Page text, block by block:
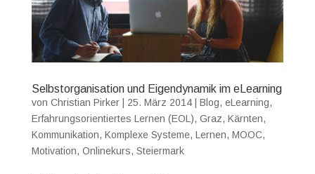
Selbstorganisation und Eigendynamik im eLearning
von Christian Pirker| 25. März 2014| Blog, eLearning,
Erfahrungsorientiertes Lernen (EOL), Graz, Kärnten,
Kommunikation, Komplexe Systeme, Lernen, MOOC,
Motivation, Onlinekurs, Steiermark